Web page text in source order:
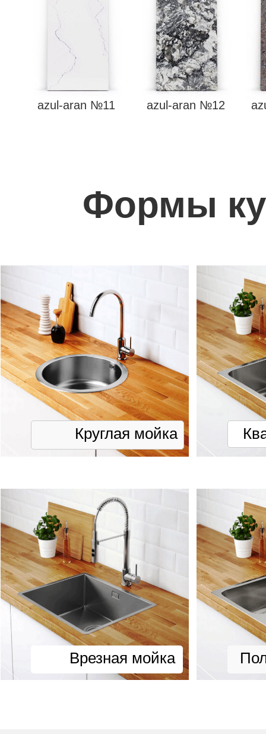
Врезная мойка
azul-aran №11 azul-aran №12
Формы
Круглая мойка